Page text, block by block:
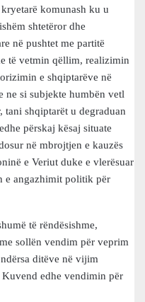
komunash ku u
shtetëror dhe
në pushtet me partitë
të vetmin qëllim, realizimin
e shqiptarëve në
ne si subjekte humbën vetl
tani shqiptarët u degraduan
përskaj kësaj situate
në mbrojtjen e kauzës
e Veriut duke e vlerësuar
e angazhimit politik për
të rëndësishme,
sollën vendim për veprim
ditëve në vijim
Kuvend edhe vendimin për